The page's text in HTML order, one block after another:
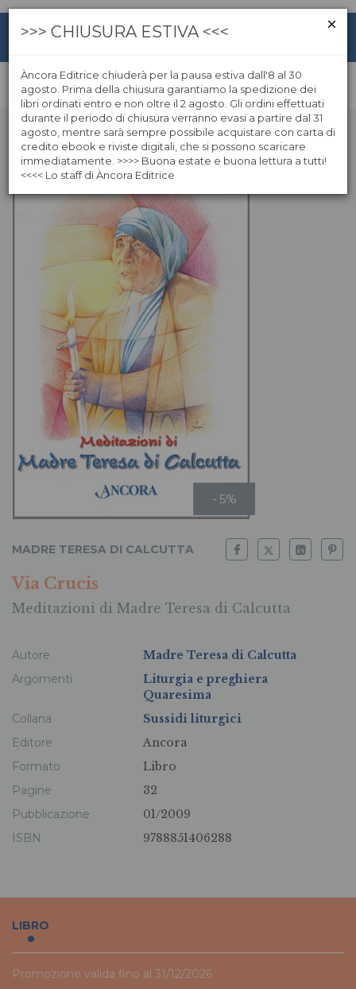
- 5%
MADRE TERESA DI CALCUTTA
Via Crucis
Meditazioni di Madre Teresa di Calcutta
Autore
Madre Teresa di Calcutta
Argomenti
Liturgia e preghiera
Quaresima
Collana
Sussidi liturgici
Editore
Ancora
Formato
Libro
Pagine
32
Pubblicazione
01/2009
ISBN
9788851406288
LIBRO
Promozione valida fino al 31/12/2026
>>> CHIUSURA ESTIVA <<<
Àncora Editrice chiuderà per la pausa estiva dall'8 al 30
agosto. Prima della chiusura garantiamo la spedizione dei
libri ordinati entro e non oltre il 2 agosto. Gli ordini effettuati
durante il periodo di chiusura verranno evasi a partire dal 31
agosto, mentre sarà sempre possibile acquistare con carta di
credito ebook e riviste digitali, che si possono scaricare
immediatamente. >>>> Buona estate e buona lettura a tutti!
<<<< Lo staff di Àncora Editrice